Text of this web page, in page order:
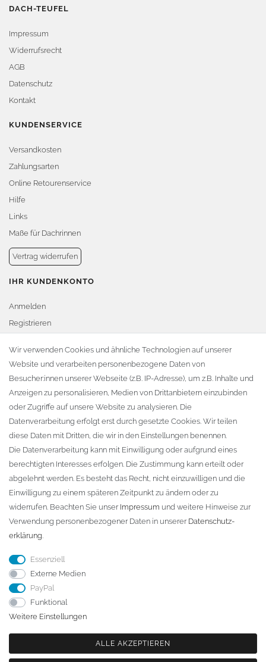
DACH-TEUFEL
Impressum
Widerrufsrecht
AGB
Datenschutz
Kontakt
KUNDENSERVICE
Versandkosten
Zahlungsarten
Online Retourenservice
Hilfe
Links
Maße für Dachrinnen
Vertrag widerrufen
IHR KUNDENKONTO
Anmelden
Registrieren
Warenkorb
Zur Kasse
KONTAKT
Fa. Steffen Jost
Söbrigener Weg 50
D-01796 Pirna
Telefon:+49 (0)3501 507295
info@dach-teufel.de
Wir verwenden Cookies und ähnliche Technologien auf unserer
Website und verarbeiten personenbezogene Daten von
Besucher:innen unserer Webseite (z.B. IP-Adresse), um z.B. Inhalte und
Anzeigen zu personalisieren, Medien von Drittanbietern einzubinden
oder Zugriffe auf unsere Website zu analysieren. Die
Datenverarbeitung erfolgt erst durch gesetzte Cookies. Wir teilen
diese Daten mit Dritten, die wir in den Einstellungen benennen.
Die Datenverarbeitung kann mit Einwilligung oder aufgrund eines
berechtigten Interesses erfolgen. Die Zustimmung kann erteilt oder
abgelehnt werden. Es besteht das Recht, nicht einzuwilligen und die
Einwilligung zu einem späteren Zeitpunkt zu ändern oder zu
widerrufen. Beachten Sie unser Impressum und weitere Hinweise zur
Verwendung personenbezogener Daten in unserer Daten­schutz­
erklärung.
Essenziell
Externe Medien
PayPal
Funktional
Weitere Einstellungen
ALLE AKZEPTIEREN